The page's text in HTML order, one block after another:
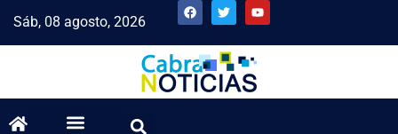
Sáb, 08 agosto, 2026